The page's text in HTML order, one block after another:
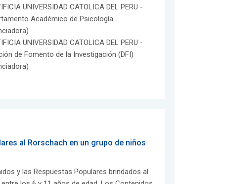
UNIVERSIDAD CATOLICA DEL PERU -
Académico de Psicología
UNIVERSIDAD CATOLICA DEL PERU -
de Fomento de la Investigación (DFI)
al Rorschach en un grupo de niños
y las Respuestas Populares brindados al